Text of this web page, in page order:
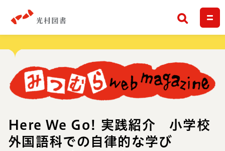
検索
Here We Go! 実践紹介 小学校
外国語科での自律的な学び